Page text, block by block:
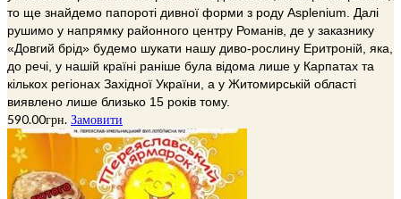
то ще знайдемо папороті дивної форми з роду Asplenium. Далі
рушимо у напрямку районного центру Романів, де у заказнику
«Довгий брід» будемо шукати нашу диво-рослину Еритроній, яка,
до речі, у нашій країні раніше була відома лише у Карпатах та
кількох регіонах Західної України, а у Житомирській області
виявлено лише близько 15 років тому.
590.00грн. Замовити